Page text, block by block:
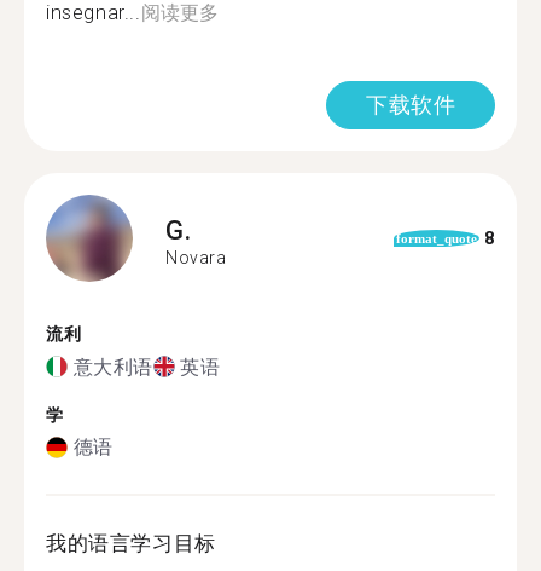
insegnar...阅读更多
下载软件
G.
Novara
format_quote 8
流利
意大利语 英语
学
德语
我的语言学习目标